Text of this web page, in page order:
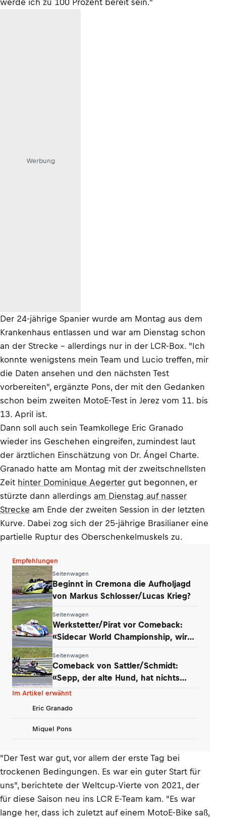
werde ich zu 100 Prozent bereit sein."
Werbung
Der 24-jährige Spanier wurde am Montag aus dem
Krankenhaus entlassen und war am Dienstag schon
an der Strecke – allerdings nur in der LCR-Box. "Ich
konnte wenigstens mein Team und Lucio treffen, mir
die Daten ansehen und den nächsten Test
vorbereiten", ergänzte Pons, der mit den Gedanken
schon beim zweiten MotoE-Test in Jerez vom 11. bis
13. April ist.
Dann soll auch sein Teamkollege Eric Granado
wieder ins Geschehen eingreifen, zumindest laut
der ärztlichen Einschätzung von Dr. Ángel Charte.
Granado hatte am Montag mit der zweitschnellsten
Zeit hinter Dominique Aegerter gut begonnen, er
stürzte dann allerdings am Dienstag auf nasser
Strecke am Ende der zweiten Session in der letzten
Kurve. Dabei zog sich der 25-jährige Brasilianer eine
partielle Ruptur des Oberschenkelmuskels zu.
Empfehlungen
Seitenwagen
Beginnt in Cremona die Aufholjagd
von Markus Schlosser/Lucas Krieg?
Seitenwagen
Werkstetter/Pirat vor Comeback:
«Sidecar World Championship, wir
Seitenwagen
Comeback von Sattler/Schmidt:
«Sepp, der alte Hund, hat nichts
verlernt»
Im Artikel erwähnt
Eric Granado
Miquel Pons
"Der Test war gut, vor allem der erste Tag bei
trockenen Bedingungen. Es war ein guter Start für
uns", berichtete der Weltcup-Vierte von 2021, der
für diese Saison neu ins LCR E-Team kam. "Es war
lange her, dass ich zuletzt auf einem MotoE-Bike saß,